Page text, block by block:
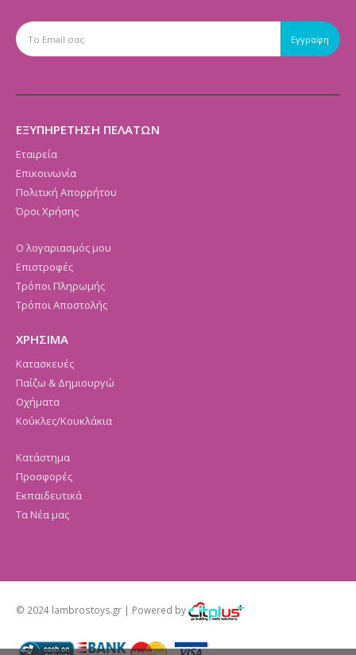
ΕΞΥΠΗΡΕΤΗΣΗ ΠΕΛΑΤΩΝ
Εταιρεία
Επικοινωνία
Πολιτική Απορρήτου
Όροι Χρήσης
Ο λογαριασμός μου
Επιστροφές
Τρόποι Πληρωμής
Τρόποι Αποστολής
ΧΡΗΣΙΜΑ
Κατασκευές
Παίζω & Δημιουργώ
Οχήματα
Κούκλες/Κουκλάκια
Κατάστημα
Προσφορές
Εκπαιδευτικά
Τα Νέα μας
© 2024 lambrostoys.gr | Powered by